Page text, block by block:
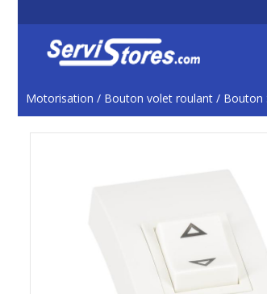
Motorisation / Bouton volet roulant / Bouton